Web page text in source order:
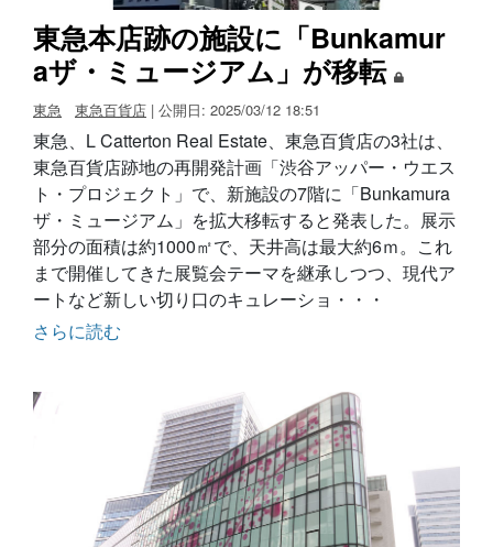
東急本店跡の施設に「Bunkamur
aザ・ミュージアム」が移転
東急 東急百貨店 | 公開日: 2025/03/12 18:51
東急、L Catterton Real Estate、東急百貨店の3社は、
東急百貨店跡地の再開発計画「渋谷アッパー・ウエス
ト・プロジェクト」で、新施設の7階に「Bunkamura
ザ・ミュージアム」を拡大移転すると発表した。展示
部分の面積は約1000㎡で、天井高は最大約6ｍ。これ
まで開催してきた展覧会テーマを継承しつつ、現代ア
ートなど新しい切り口のキュレーショ・・・
さらに読む